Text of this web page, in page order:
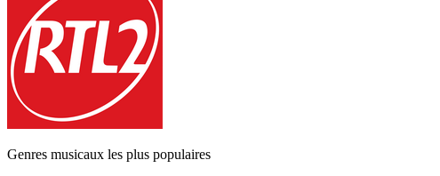
Genres musicaux les plus populaires